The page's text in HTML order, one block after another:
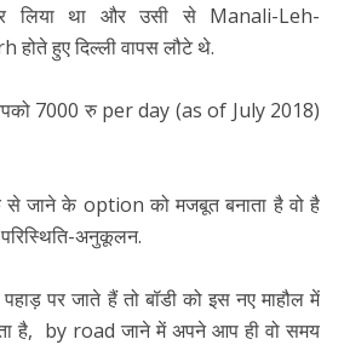
लिया था और उसी से Manali-Leh-
हुए दिल्ली वापस लौटे थे.
7000 रु per day (as of July 2018)
जाने के option को मजबूत बनाता है वो है
अनुकूलन.
पर जाते हैं तो बॉडी को इस नए माहौल में
है, by road जाने में अपने आप ही वो समय